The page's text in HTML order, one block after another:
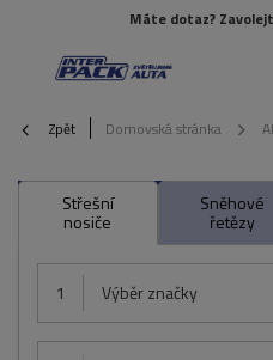
Máte dotaz?
Zpět Domovská stránka
Střešní
nosiče
Sněhové
řetězy
1 Výběr značky